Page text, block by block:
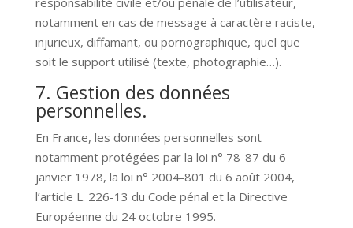
notamment en cas de message à caractère raciste,
injurieux, diffamant, ou pornographique, quel que
soit le support utilisé (texte, photographie…).
7. Gestion des données
personnelles.
En France, les données personnelles sont
notamment protégées par la loi n° 78-87 du 6
janvier 1978, la loi n° 2004-801 du 6 août 2004,
l’article L. 226-13 du Code pénal et la Directive
Européenne du 24 octobre 1995.